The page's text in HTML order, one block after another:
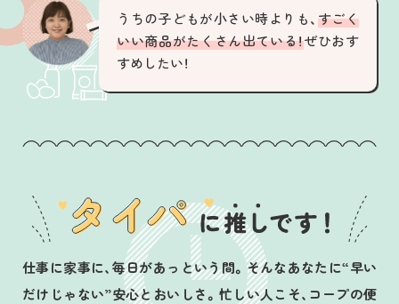
うちの子どもが小さい時よりも、 すごく
いい商品がたくさん出ている！ぜひおす
すめしたい！
仕事に家事に、毎日があっという間。そんなあなたに“早い
だけじゃない”安心とおいしさ。忙しい人こそ、コープの便